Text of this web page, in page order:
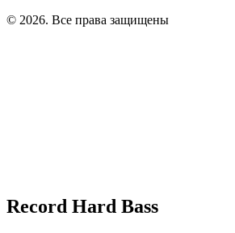
© 2026. Все права защищены
Record Hard Bass